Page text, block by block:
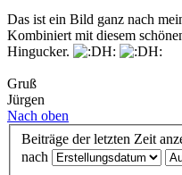
Das ist ein Bild ganz nach
Kombiniert mit diesem
Hingucker.
Gruß
Jürgen
Nach oben
Beiträge der letzten Zeit
nach